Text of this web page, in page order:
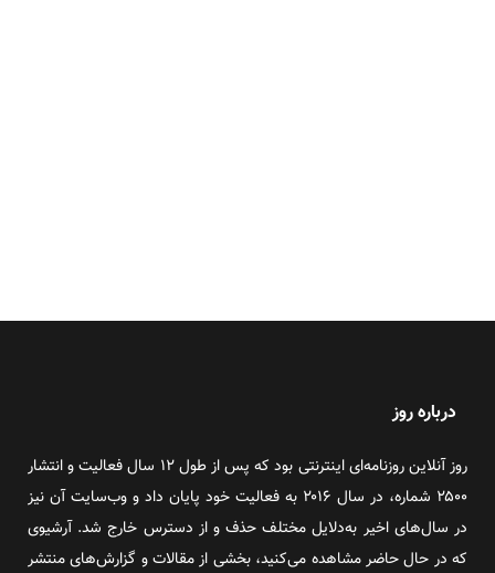
درباره روز
روز آنلاین روزنامه‌ای اینترنتی بود که پس از طول ۱۲ سال فعالیت و انتشار
۲۵۰۰ شماره، در سال ۲۰۱۶ به فعالیت خود پایان داد و وب‌سایت آن نیز
در سال‌های اخیر به‌دلایل مختلف حذف و از دسترس خارج شد. آرشیوی
که در حال حاضر مشاهده می‌کنید، بخشی از مقالات و گزارش‌های منتشر